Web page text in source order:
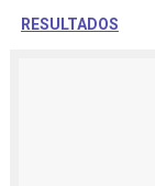
RESULTADOS